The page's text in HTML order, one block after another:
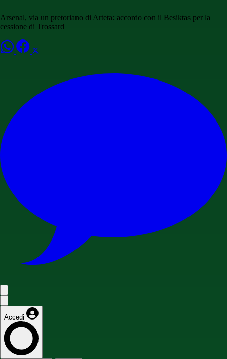
Arsenal, via un pretoriano di Arteta: accordo con il Besiktas per la
cessione di Trossard
Accedi